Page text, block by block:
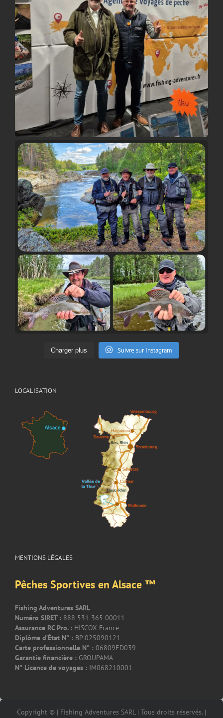
Charger plus Suivre sur Instagram
LOCALISATION
MENTIONS LÉGALES
Pêches Sportives en Alsace ™
Fishing Adventures SARL
Numéro SIRET : 888 531 365 00011
Assurance RC Pro. : HISCOX France
Diplôme d’État N° : BP 025090121
Carte professionnelle N° : 06809ED039
Garantie financière : GROUPAMA
N° Licence de voyages : IM068210001
Copyright © | Fishing Adventures SARL | Tous droits réservés. |